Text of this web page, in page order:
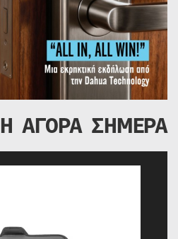
Η ΑΓΟΡΑ ΣΗΜΕΡΑ